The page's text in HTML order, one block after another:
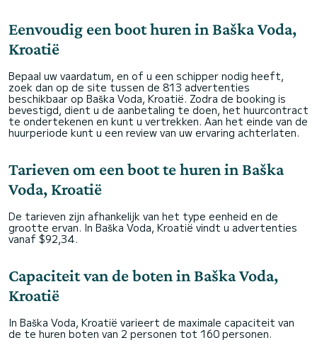
Eenvoudig een boot huren in Baška Voda,
Kroatië
Bepaal uw vaardatum, en of u een schipper nodig heeft,
zoek dan op de site tussen de 813 advertenties
beschikbaar op Baška Voda, Kroatië. Zodra de booking is
bevestigd, dient u de aanbetaling te doen, het huurcontract
te ondertekenen en kunt u vertrekken. Aan het einde van de
huurperiode kunt u een review van uw ervaring achterlaten.
Tarieven om een boot te huren in Baška
Voda, Kroatië
De tarieven zijn afhankelijk van het type eenheid en de
grootte ervan. In Baška Voda, Kroatië vindt u advertenties
vanaf $92,34.
Capaciteit van de boten in Baška Voda,
Kroatië
In Baška Voda, Kroatië varieert de maximale capaciteit van
de te huren boten van 2 personen tot 160 personen.